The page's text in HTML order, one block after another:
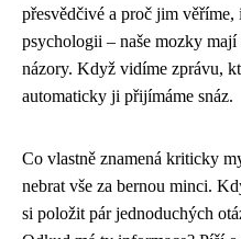
přesvědčivé a proč jim
psychologii – naše mozky
názory. Když vidíme zprávu,
automaticky ji přijímáme snáz.
Co vlastně znamená kriticky
nebrat vše za bernou minci.
si položit pár jednoduchých